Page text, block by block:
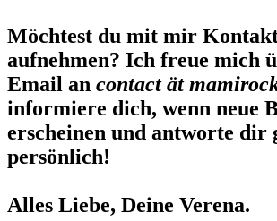
Möchtest du mit mir
aufnehmen? Ich freue mich
Email an contact ät
informiere dich, wenn neue
erscheinen und antworte dir
persönlich!
Alles Liebe, Deine Verena.